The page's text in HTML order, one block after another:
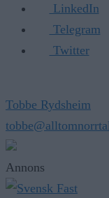
LinkedIn
Telegram
Twitter
Tobbe Rydsheim
Annons